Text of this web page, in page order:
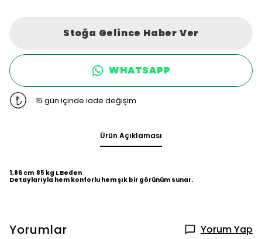
Stoğa Gelince Haber Ver
WHATSAPP
15 gün içinde iade değişim
Ürün Açıklaması
1,86 cm 85 kg L Beden
Detaylarıyla hem konforlu hem şık bir görünüm sunar.
Yorumlar Yorum Yap